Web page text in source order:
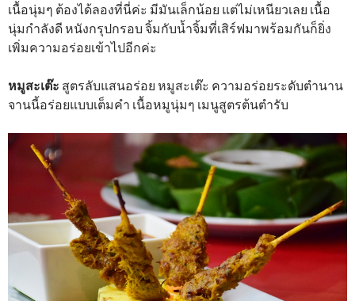
เนื้อนุ่มๆ ต้องได้ลองที่นี่ค่ะ มีมันเล็กน้อย แต่ไม่เหนียวเลย เนื้อ
นุ่มกำลังดี หนังกรุปกรอบ จิ้มกับน้ำจิ้มที่เสิร์ฟมาพร้อมกันก็ยิ่ง
เพิ่มความอร่อยเข้าไปอีกค่ะ
หมูสะเต๊ะ สูตรลับแสนอร่อย หมูสะเต๊ะ ความอร่อยระดับตำนาน
จานนี้อร่อยแบบเต็มคำ เนื้อหมูนุ่มๆ เมนูสูตรต้นตำรับ